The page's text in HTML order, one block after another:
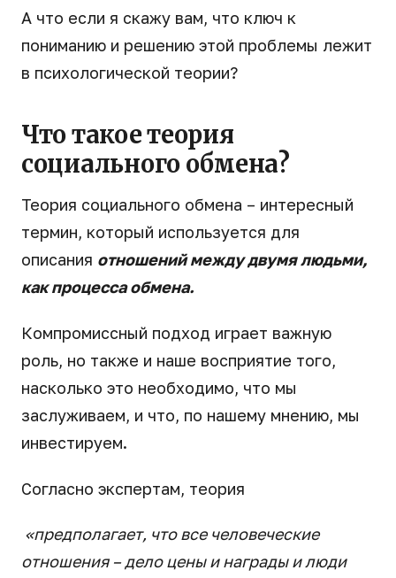
А что если я скажу вам, что ключ к
пониманию и решению этой проблемы лежит
в психологической теории?
Что такое теория
социального обмена?
Теория социального обмена – интересный
термин, который используется для
описания отношений между двумя людьми,
как процесса обмена.
Компромиссный подход играет важную
роль, но также и наше восприятие того,
насколько это необходимо, что мы
заслуживаем, и что, по нашему мнению, мы
инвестируем.
Согласно экспертам, теория
«предполагает, что все человеческие
отношения – дело цены и награды и люди